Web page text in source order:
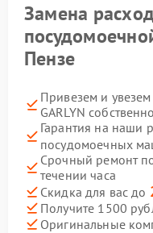
Замена
Пензе
Привезем и
GARLYN
Гарантия на наши
посудомоечных
Срочный ремонт
течении часа
Скидка для вас до
Получите 1500
Оригинальные